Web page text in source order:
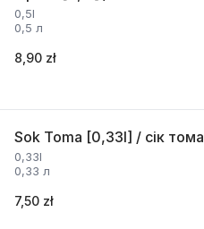
0,5l
0,5 л
8,90 zł
Sok Toma [0,33l] / сік тома
0,33l
0,33 л
7,50 zł